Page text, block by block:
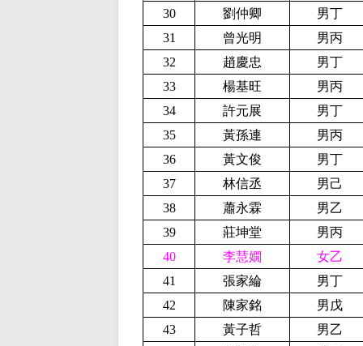
30
劉仲卿
男丁
31
曾光明
男丙
32
趙慶忠
男丁
33
楊基旺
男丙
34
許元展
男丁
35
黃孫連
男丙
36
黃文俊
男丁
37
林信丞
男己
38
蕭永霖
男乙
39
莊坤堂
男丙
40
李慧嫺
女乙
41
張家綸
男丁
42
陳家銘
男戊
43
黃子哲
男乙